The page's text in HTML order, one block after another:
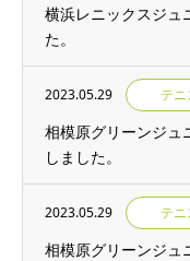
横浜レニックスジュ
た。
2023.05.29 テニ
相模原グリーンジュ
しました。
2023.05.29 テニ
相模原グリーンジュ